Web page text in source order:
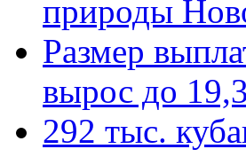
природы
Размер
вырос до
292 тыс.